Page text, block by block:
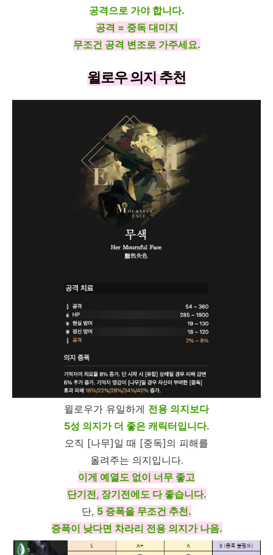
공격으로 가야 합니다.
공격 = 중독 대미지
무조건 공격 변조로 가주세요.
윌로우 의지 추천
윌로우가 유일하게 전용 의지보다
5성 의지가 더 좋은 캐릭터입니다.
오직 [나무]일 때 [중독]의 피해를
올려주는 의지입니다.
이게 예열도 없이 너무 좋고
단기전, 장기전에도 다 좋습니다.
단, 5 증폭을 무조건 추천.
증폭이 낮다면 차라리 전용 의지가 나음.